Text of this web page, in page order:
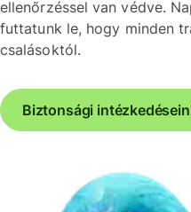
ellenőrzéssel van védve.
futtatunk le, hogy minden
csalásoktól.
Biztonsági